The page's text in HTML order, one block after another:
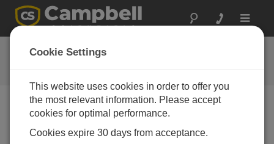
Toggle
Ethernet over USB
RNDIS ドライバー
Cookie Settings
This website uses cookies in order to offer you
the most relevant information. Please accept
cookies for optimal performance.
Cookies expire 30 days from acceptance.